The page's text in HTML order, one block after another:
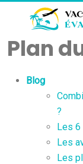
Plan
Blog
?
Les 6
Les
Les